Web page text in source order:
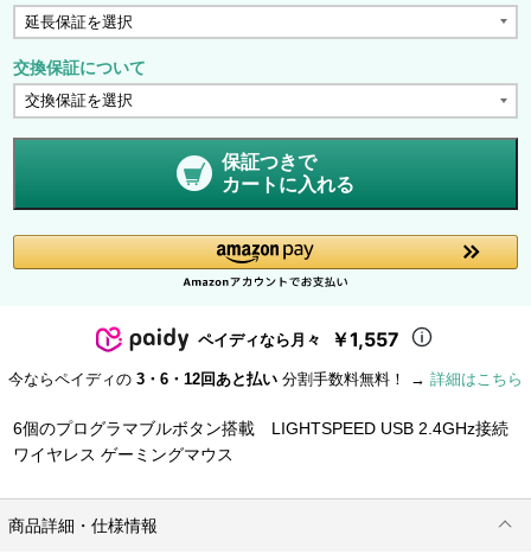
交換保証について
保証つきで
カートに入れる
ペイディなら月々 ￥1,557
今ならペイディの 3・6・12回あと払い 分割手数料無料！ → 詳細はこちら
6個のプログラマブルボタン搭載 LIGHTSPEED USB 2.4GHz接続
ワイヤレス ゲーミングマウス
商品詳細・仕様情報